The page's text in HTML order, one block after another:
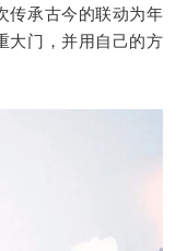
传承古今的联动为年
大门，并用自己的方